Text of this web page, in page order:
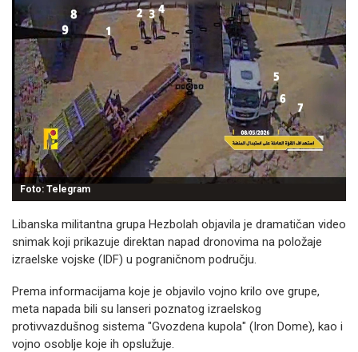
Foto: Telegram
Libanska militantna grupa Hezbolah objavila je dramatičan video
snimak koji prikazuje direktan napad dronovima na položaje
izraelske vojske (IDF) u pograničnom području.
Prema informacijama koje je objavilo vojno krilo ove grupe,
meta napada bili su lanseri poznatog izraelskog
protivvazdušnog sistema "Gvozdena kupola" (Iron Dome), kao i
vojno osoblje koje ih opslužuje.